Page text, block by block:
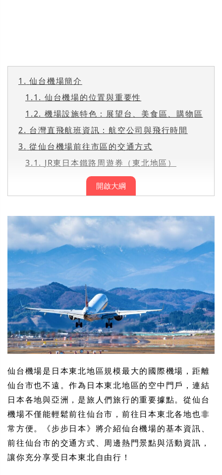
開啟大綱
1. 仙台機場簡介
1.1. 仙台機場的位置與重要性
1.2. 機場設施特色：展望台、美食區、購物區
2. 台灣直飛航班資訊：航空公司與飛行時間
3. 從仙台機場前往市區的交通方式
3.1. JR東日本鐵路周遊券（東北地區）
仙台機場是日本東北地區規模最大的國際機場，距離
仙台市也不遠。作為日本東北地區的空中門戶，連結
日本各地與亞洲，是旅人們旅行的重要據點。從仙台
機場不僅能輕鬆前往仙台市，前往日本東北各地也非
常方便。《步步日本》將介紹仙台機場的基本資訊、
前往仙台市的交通方式、周邊熱門景點與活動資訊，
讓你充分享受日本東北自由行！